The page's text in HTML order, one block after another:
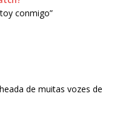
conmigo”
de muitas vozes de